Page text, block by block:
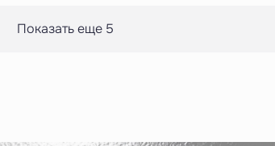
Показать еще 5